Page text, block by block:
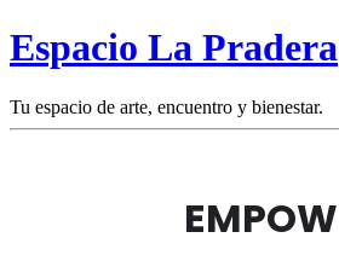
Espacio La Pradera
Tu espacio de arte, encuentro y bienestar.